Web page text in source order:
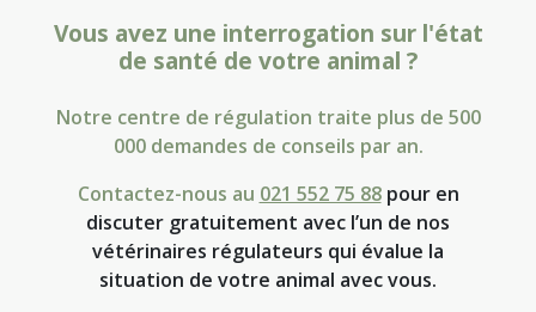
Vous avez une interrogation sur l'état
de santé de votre animal ?
Notre centre de régulation traite plus de 500
000 demandes de conseils par an.
Contactez-nous au 021 552 75 88pour en
discuter gratuitement avec l’un de nos
vétérinaires régulateurs qui évalue la
situation de votre animal avec vous.